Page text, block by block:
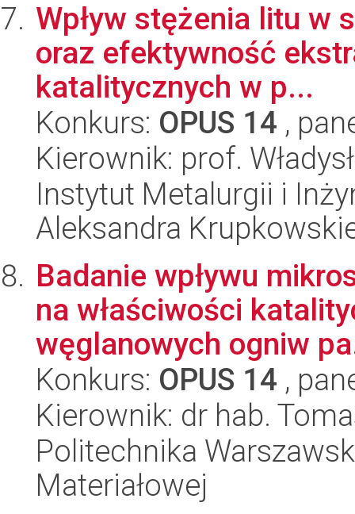
Wpływ stężenia litu w
oraz efektywność
katalitycznych w p...
Konkurs: OPUS 14 ,
Kierownik: prof.
Instytut Metalurgii i
Aleksandra
Badanie wpływu
na właściwości
węglanowych ogniw
Konkurs: OPUS 14 ,
Kierownik: dr hab.
Politechnika
Materiałowej